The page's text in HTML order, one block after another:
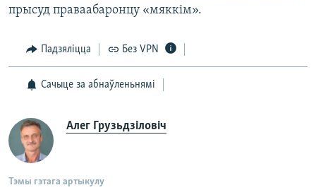
прысуд праваабаронцу «мяккім».
Падзяліцца Без VPN
Сачыце за абнаўленьнямі
Алег Грузьдзіловіч
Тэмы гэтага артыкулу